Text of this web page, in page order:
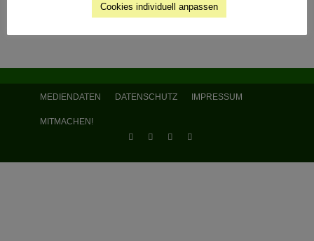
MEDIENDATEN DATENSCHUTZ IMPRESSUM
MITMACHEN!
Cookies individuell anpassen